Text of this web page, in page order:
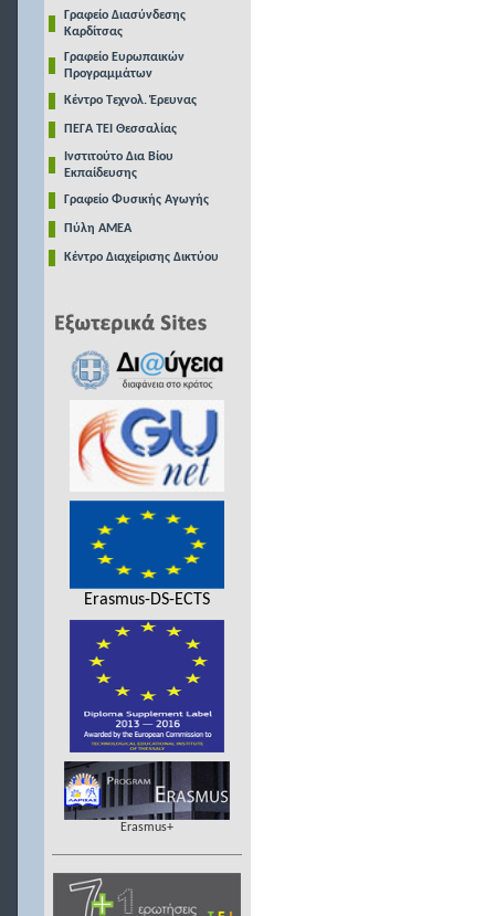
Γραφείο Διασύνδεσης
Καρδίτσας
Γραφείο Ευρωπαικών
Προγραμμάτων
Κέντρο Τεχνολ. Έρευνας
ΠΕΓΑ ΤΕΙ Θεσσαλίας
Ινστιτούτο Δια Βίου
Εκπαίδευσης
Γραφείο Φυσικής Αγωγής
Πύλη ΑΜΕΑ
Κέντρο Διαχείρισης Δικτύου
Erasmus-DS-ECTS
Erasmus+